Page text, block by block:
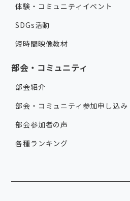
体験・コミュニティイベント
SDGs活動
短時間映像教材
部会・コミュニティ
部会紹介
部会・コミュニティ参加申し込み
部会参加者の声
各種ランキング